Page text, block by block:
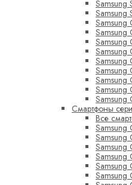
Samsung
Samsung
Samsung
Samsung
Samsung
Samsung
Samsung
Samsung
Samsung
Samsung
Samsung
Смартфоны
Все
Samsung
Samsung
Samsung
Samsung
Samsung
Samsung